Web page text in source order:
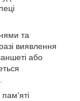
та
виявлення
або
пам'яті